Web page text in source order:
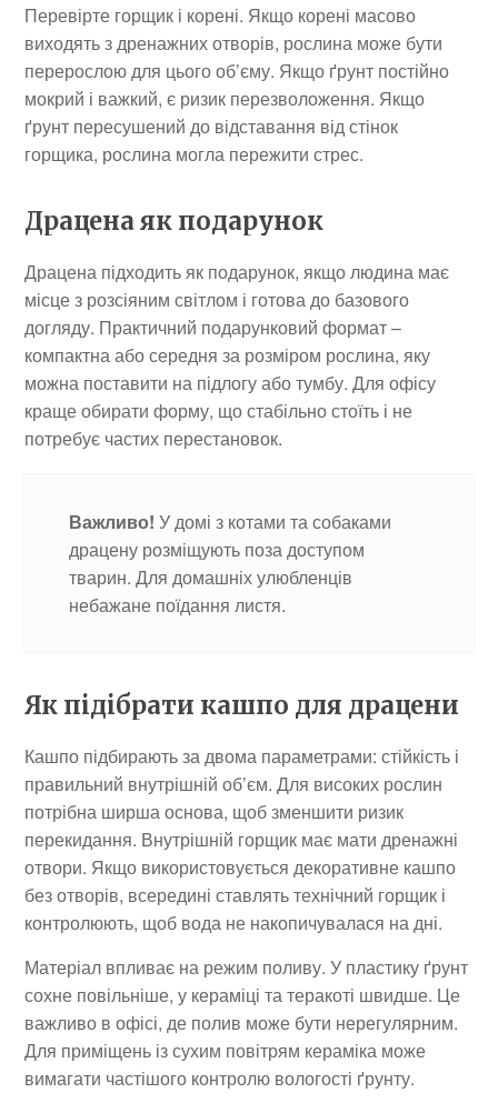
Перевірте горщик і корені. Якщо корені масово
виходять з дренажних отворів, рослина може бути
перерослою для цього об’єму. Якщо ґрунт постійно
мокрий і важкий, є ризик перезволоження. Якщо
ґрунт пересушений до відставання від стінок
горщика, рослина могла пережити стрес.
Драцена як подарунок
Драцена підходить як подарунок, якщо людина має
місце з розсіяним світлом і готова до базового
догляду. Практичний подарунковий формат –
компактна або середня за розміром рослина, яку
можна поставити на підлогу або тумбу. Для офісу
краще обирати форму, що стабільно стоїть і не
потребує частих перестановок.
Важливо!У домі з котами та собаками
драцену розміщують поза доступом
тварин. Для домашніх улюбленців
небажане поїдання листя.
Як підібрати кашпо для драцени
Кашпо підбирають за двома параметрами: стійкість і
правильний внутрішній об’єм. Для високих рослин
потрібна ширша основа, щоб зменшити ризик
перекидання. Внутрішній горщик має мати дренажні
отвори. Якщо використовується декоративне кашпо
без отворів, всередині ставлять технічний горщик і
контролюють, щоб вода не накопичувалася на дні.
Матеріал впливає на режим поливу. У пластику ґрунт
сохне повільніше, у кераміці та теракоті швидше. Це
важливо в офісі, де полив може бути нерегулярним.
Для приміщень із сухим повітрям кераміка може
вимагати частішого контролю вологості ґрунту.